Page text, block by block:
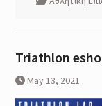
Triathlon
May 13, 2021